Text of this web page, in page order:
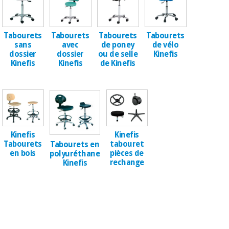
Offres
Académie
Tech
Fisaude
équipement
médical
Médecine
traditionnelle
chinoise
clinique
Armoires
thérapeutiques
Matériel de
Nouveautes
Outlet
Dentisterie
équipement
médical
Médecine
traditionnelle
chinoise
Mobilier
clinique
Tabourets
sans
dossier
Kinefis
Tabourets
avec
dossier
Kinefis
Tabourets
de poney
ou de selle
de Kinefis
Tabourets
de vélo
Kinefis
Kinefis
Tabourets
en bois
Tabourets en
polyuréthane
Kinefis
Kinefis
tabouret
pièces de
rechange